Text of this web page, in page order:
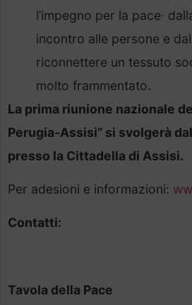
l’impegno per la pace·
incontro alle persone e
riconnettere un tessuto
molto frammentato.
La prima riunione nazionale
Perugia-Assisi” si svolgerà
presso la Cittadella di Assisi.
Per adesioni e informazioni:
Contatti:
Tavola della Pace